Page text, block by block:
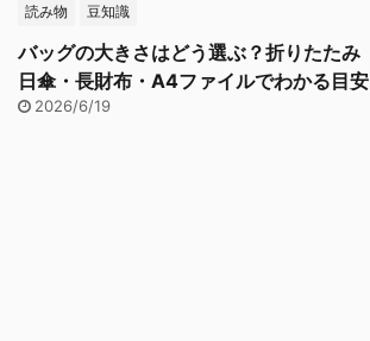
読み物 豆知識
バッグの大きさはどう選ぶ？折りたたみ
日傘・長財布・A4ファイルでわかる目安
2026/6/19